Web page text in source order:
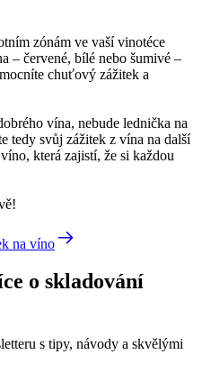
zónám ve vaší vinotéce
– červené, bílé nebo šumivé –
chuťový zážitek a
vína, nebude lednička na
tedy svůj zážitek z vína na další
která zajistí, že si každou
na víno
o skladování
s tipy, návody a skvělými